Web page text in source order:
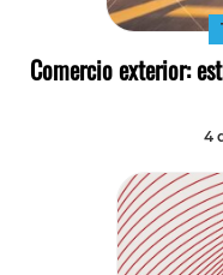
Comercio exterior:
4